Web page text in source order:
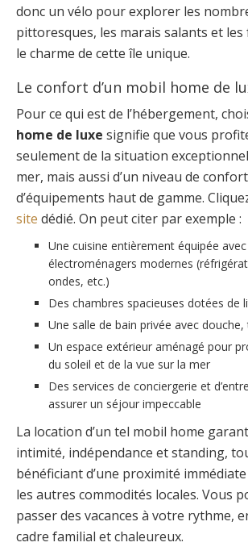
donc un vélo pour explorer les
pittoresques, les marais salants et
le charme de cette île unique.
Le confort d’un mobil home de
Pour ce qui est de l’hébergement,
home de luxe signifie que vous
seulement de la situation
mer, mais aussi d’un niveau de
d’équipements haut de gamme.
site dédié. On peut citer par exemple :
Une cuisine entièrement équipée
électroménagers modernes
ondes, etc.)
Des chambres spacieuses dotées de
Une salle de bain privée avec
Un espace extérieur aménagé pour
du soleil et de la vue sur la mer
Des services de conciergerie et
assurer un séjour impeccable
La location d’un tel mobil home
intimité, indépendance et standing,
bénéficiant d’une proximité
les autres commodités locales. Vous
passer des vacances à votre rythme,
cadre familial et chaleureux.